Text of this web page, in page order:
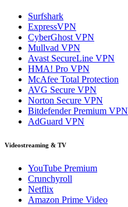
Surfshark
ExpressVPN
CyberGhost VPN
Mullvad VPN
Avast SecureLine VPN
HMA! Pro VPN
McAfee Total Protection
AVG Secure VPN
Norton Secure VPN
Bitdefender Premium VPN
AdGuard VPN
Videostreaming & TV
YouTube Premium
Crunchyroll
Netflix
Amazon Prime Video